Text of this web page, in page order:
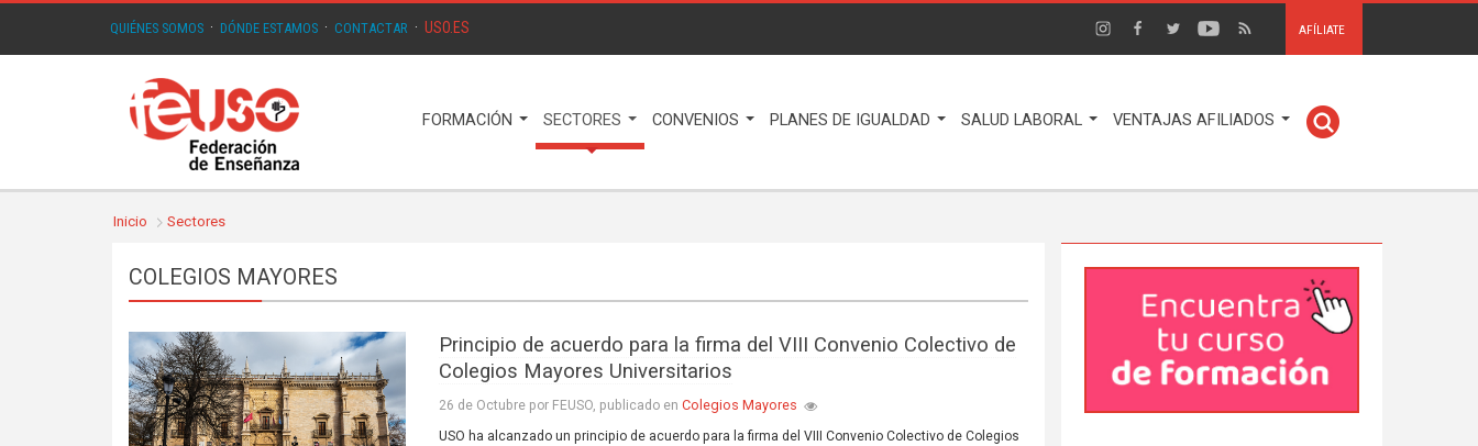
QUIÉNES SOMOS · DÓNDE ESTAMOS · CONTACTAR · USO.ES AFÍLIATE
FORMACIÓN SECTORES CONVENIOS PLANES DE IGUALDAD SALUD LABORAL VENTAJAS AFILIADOS
Inicio Sectores
COLEGIOS MAYORES
Principio de acuerdo para la firma del VIII Convenio Colectivo de
Colegios Mayores Universitarios
26 de Octubre por FEUSO, publicado enColegios Mayores
USO ha alcanzado un principio de acuerdo para la firma del VIII Convenio Colectivo de Colegios